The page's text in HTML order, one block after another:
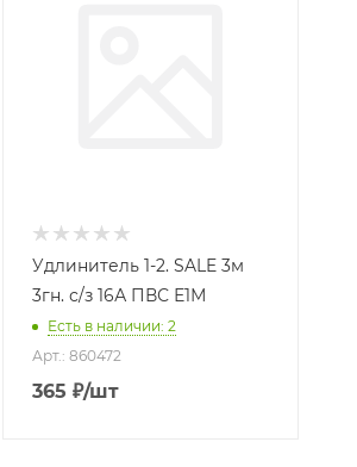
Удлинитель 1-2. SALE 3м
3гн. с/з 16А ПВС Е1М
Есть в наличии: 2
Арт.: 860472
365 ₽/шт